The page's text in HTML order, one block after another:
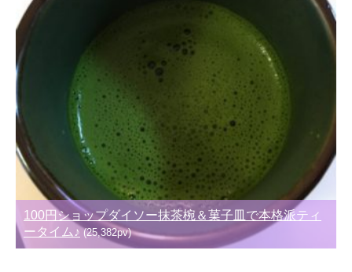
100円ショップダイソー抹茶椀＆菓子皿で本格派ティ
ータイム♪ (25,382pv)